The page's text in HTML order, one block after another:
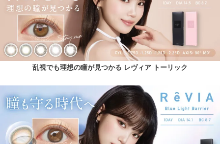
乱視でも理想の瞳が見つかる レヴィア トーリック